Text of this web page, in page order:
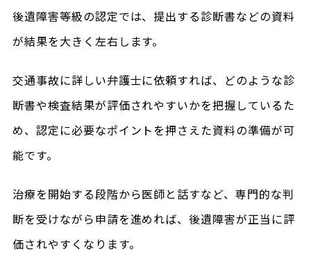
後遺障害等級の認定では、提出する診断書などの資料
が結果を大きく左右します。
交通事故に詳しい弁護士に依頼すれば、どのような診
断書や検査結果が評価されやすいかを把握しているた
め、認定に必要なポイントを押さえた資料の準備が可
能です。
治療を開始する段階から医師と話すなど、専門的な判
断を受けながら申請を進めれば、後遺障害が正当に評
価されやすくなります。